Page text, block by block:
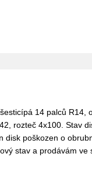
14 palců R14,
rozteč 4x100. Stav
disk poškozen o
stav a prodávám ve